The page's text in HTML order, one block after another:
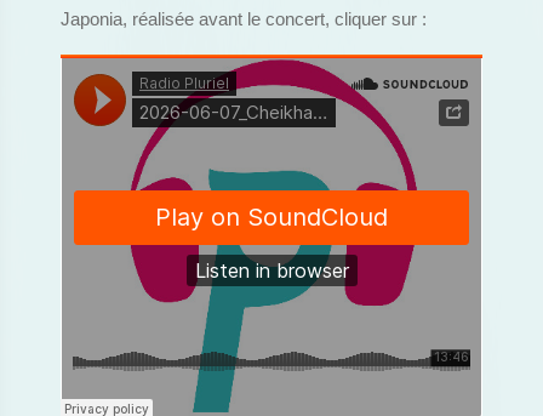
Japonia, réalisée avant le concert, cliquer sur :